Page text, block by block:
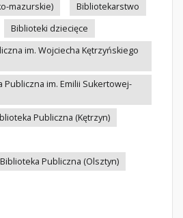
mazurskie)
Bibliotekarstwo
Biblioteki dziecięce
im. Wojciecha Kętrzyńskiego
im. Emilii Sukertowej-
Publiczna (Kętrzyn)
Publiczna (Olsztyn)